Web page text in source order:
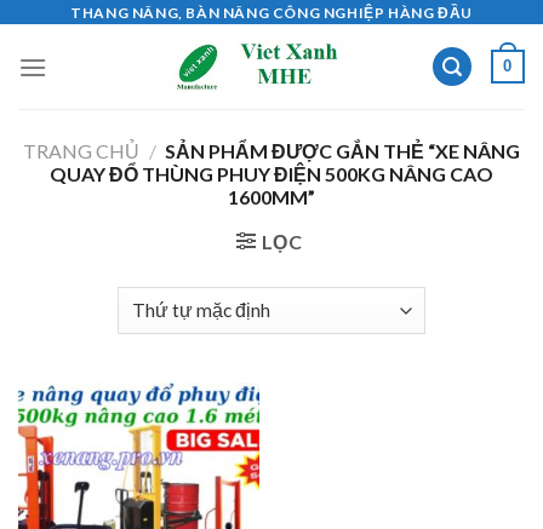
content
THANG NÂNG, BÀN NÂNG CÔNG NGHIỆP HÀNG ĐẦU
0
TRANG CHỦ / SẢN PHẨM ĐƯỢC GẮN THẺ “XE NÂNG
QUAY ĐỔ THÙNG PHUY ĐIỆN 500KG NÂNG CAO
1600MM”
LỌC